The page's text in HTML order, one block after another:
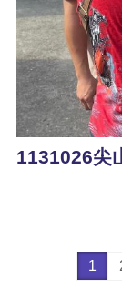
1131026尖
1